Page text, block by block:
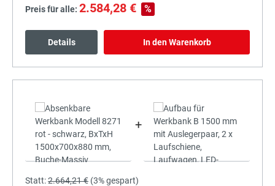
Preis für alle: 2.584,28 € %
Details In den Warenkorb
+
Statt:2.664,21 € (3%gespart)